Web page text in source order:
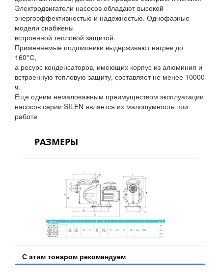
Электродвигатели насосов обладают высокой
энергоэффективностью и надежностью. Однофазные
модели снабжены
встроенной тепловой защитой.
Применяемые подшипники выдерживают нагрев до
160°С,
а ресурс конденсаторов, имеющих корпус из алюминия и
встроенную тепловую защиту, составляет не менее 10000
ч.
Еще одним немаловажным преимуществом эксплуатации
насосов серии SILEN является их малошумность при
работе
РАЗМЕРЫ
С этим товаром рекомендуем